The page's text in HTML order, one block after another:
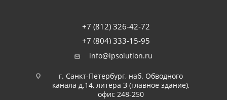
+7 (812) 326-42-72
+7 (804) 333-15-95
info@ipsolution.ru
г. Санкт-Петербург, наб. Обводного
канала д.14, литера З (главное здание),
офис 248-250